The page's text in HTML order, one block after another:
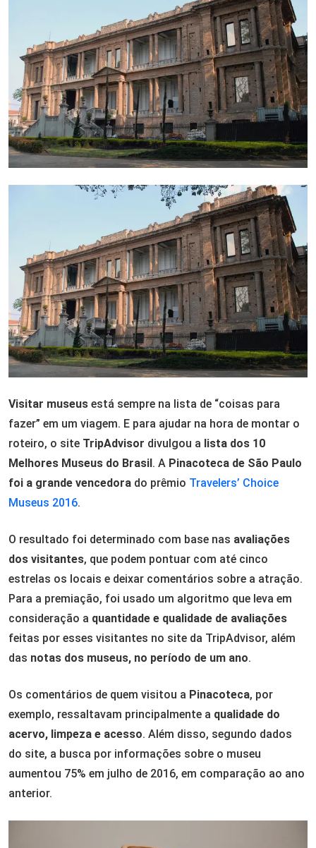
Visitar museus está sempre na lista de “coisas para
fazer” em um viagem. E para ajudar na hora de montar o
roteiro, o site TripAdvisor divulgou a lista dos 10
Melhores Museus do Brasil. A Pinacoteca de São Paulo
foi a grande vencedora do prêmio Travelers’ Choice
Museus 2016.
O resultado foi determinado com base nas avaliações
dos visitantes, que podem pontuar com até cinco
estrelas os locais e deixar comentários sobre a atração.
Para a premiação, foi usado um algoritmo que leva em
consideração a quantidade e qualidade de avaliações
feitas por esses visitantes no site da TripAdvisor, além
das notas dos museus, no período de um ano.
Os comentários de quem visitou a Pinacoteca, por
exemplo, ressaltavam principalmente a qualidade do
acervo, limpeza e acesso. Além disso, segundo dados
do site, a busca por informações sobre o museu
aumentou 75% em julho de 2016, em comparação ao ano
anterior.